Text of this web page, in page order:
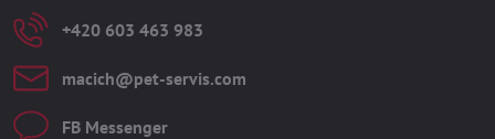
+420 603 463 983
macich​@pet-servis​.com
FB Messenger